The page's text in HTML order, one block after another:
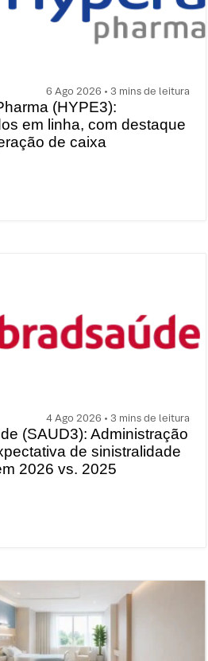
6 Ago 2026 • 3 mins de leitura
(HYPE3):
em linha, com destaque
de caixa
4 Ago 2026 • 3 mins de leitura
(SAUD3): Administração
de sinistralidade
2026 vs. 2025